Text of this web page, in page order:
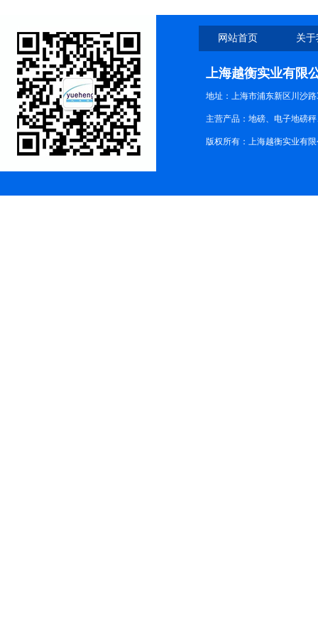
网站首页 关
上海越衡实业有限
地址：上海市浦东新区川沙路
主营产品：地磅、电子地磅
版权所有：上海越衡实业有